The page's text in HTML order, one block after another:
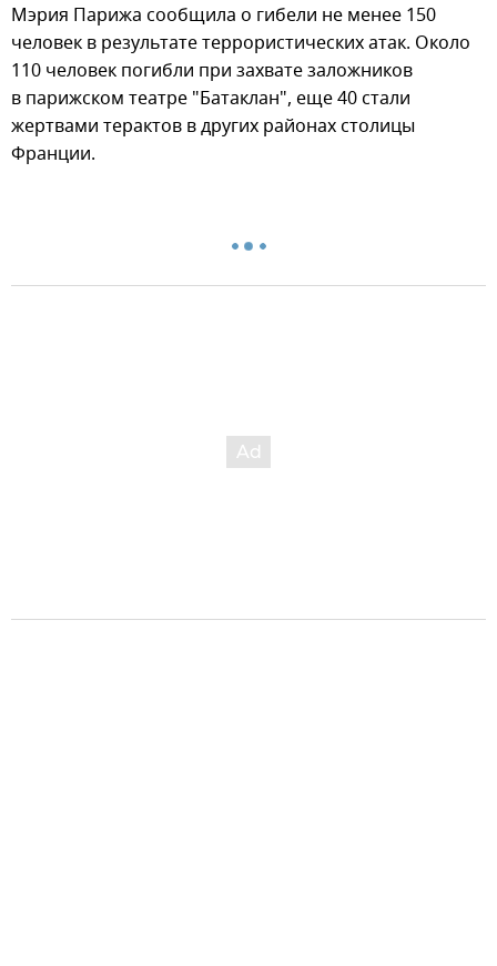
Мэрия Парижа сообщила о гибели не менее 150
человек в результате террористических атак. Около
110 человек погибли при захвате заложников
в парижском театре "Батаклан", еще 40 стали
жертвами терактов в других районах столицы
Франции.